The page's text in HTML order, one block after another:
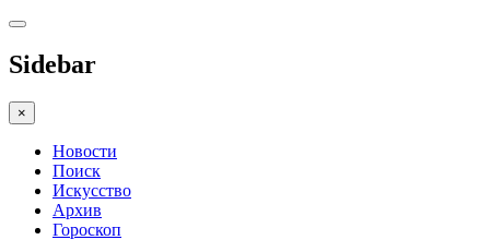
Sidebar
×
Новости
Поиск
Искусство
Архив
Гороскоп